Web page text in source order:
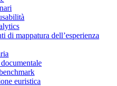
di mappatura dell’esperienza
euristica